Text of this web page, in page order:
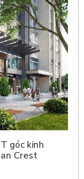
góc kinh
Crest